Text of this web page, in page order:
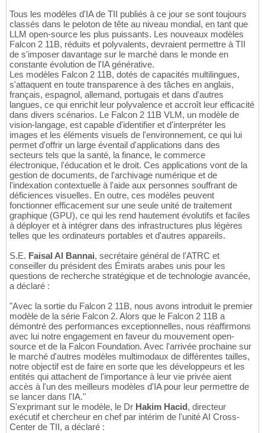
Tous les modèles d'IA de TII publiés à ce jour se sont toujours
classés dans le peloton de tête au niveau mondial, en tant que
LLM open-source les plus puissants. Les nouveaux modèles
Falcon 2 11B, réduits et polyvalents, devraient permettre à TII
de s'imposer davantage sur le marché dans le monde en
constante évolution de l'IA générative.
Les modèles Falcon 2 11B, dotés de capacités multilingues,
s'attaquent en toute transparence à des tâches en anglais,
français, espagnol, allemand, portugais et dans d'autres
langues, ce qui enrichit leur polyvalence et accroît leur efficacité
dans divers scénarios. Le Falcon 2 11B VLM, un modèle de
vision-langage, est capable d'identifier et d'interpréter les
images et les éléments visuels de l'environnement, ce qui lui
permet d'offrir un large éventail d'applications dans des
secteurs tels que la santé, la finance, le commerce
électronique, l'éducation et le droit. Ces applications vont de la
gestion de documents, de l'archivage numérique et de
l'indexation contextuelle à l'aide aux personnes souffrant de
déficiences visuelles. En outre, ces modèles peuvent
fonctionner efficacement sur une seule unité de traitement
graphique (GPU), ce qui les rend hautement évolutifs et faciles
à déployer et à intégrer dans des infrastructures plus légères
telles que les ordinateurs portables et d'autres appareils.
S.E. Faisal Al Bannai, secrétaire général de l'ATRC et
conseiller du président des Émirats arabes unis pour les
questions de recherche stratégique et de technologie avancée,
a déclaré :
"Avec la sortie du Falcon 2 11B, nous avons introduit le premier
modèle de la série Falcon 2. Alors que le Falcon 2 11B a
démontré des performances exceptionnelles, nous réaffirmons
avec lui notre engagement en faveur du mouvement open-
source et de la Falcon Foundation. Avec l'arrivée prochaine sur
le marché d'autres modèles multimodaux de différentes tailles,
notre objectif est de faire en sorte que les développeurs et les
entités qui attachent de l'importance à leur vie privée aient
accès à l'un des meilleurs modèles d'IA pour leur permettre de
se lancer dans l'IA."
S'exprimant sur le modèle, le Dr Hakim Hacid, directeur
exécutif et chercheur en chef par intérim de l'unité AI Cross-
Center de TII, a déclaré :